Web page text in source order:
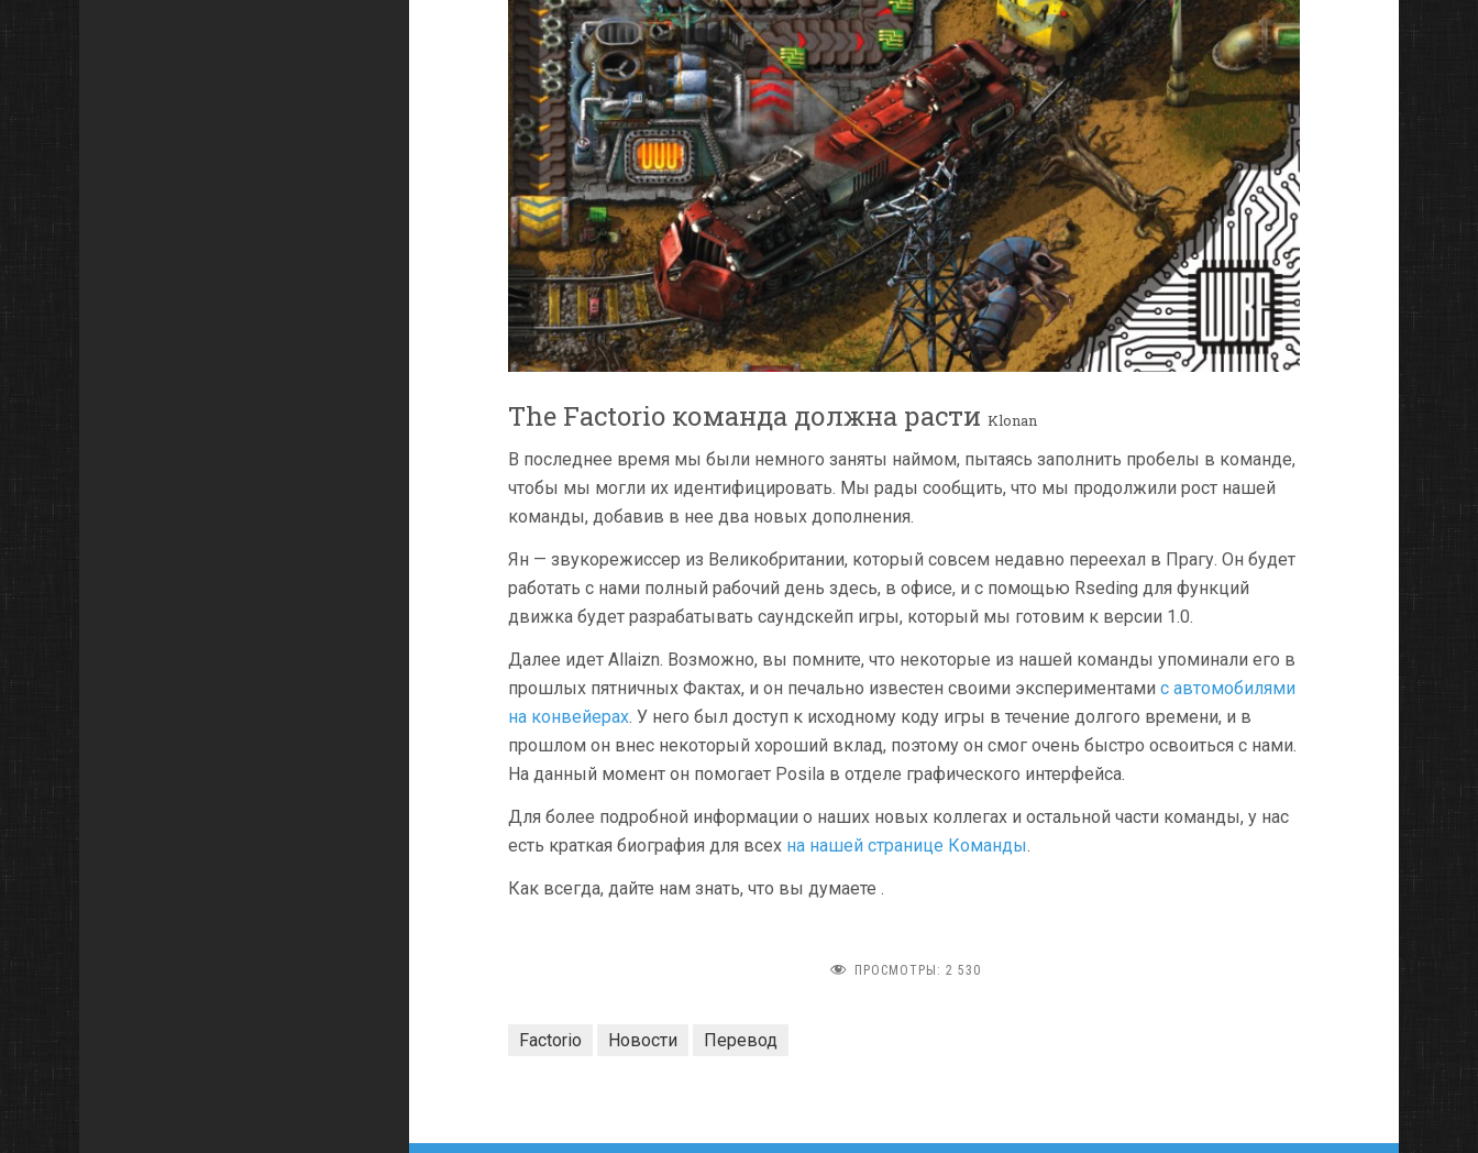
The Factorio команда должна расти Klonan
В последнее время мы были немного заняты наймом, пытаясь заполнить пробелы в команде,
чтобы мы могли их идентифицировать. Мы рады сообщить, что мы продолжили рост нашей
команды, добавив в нее два новых дополнения.
Ян — звукорежиссер из Великобритании, который совсем недавно переехал в Прагу. Он будет
работать с нами полный рабочий день здесь, в офисе, и с помощью Rseding для функций
движка будет разрабатывать саундскейп игры, который мы готовим к версии 1.0.
Далее идет Allaizn. Возможно, вы помните, что некоторые из нашей команды упоминали его в
прошлых пятничных Фактах, и он печально известен своими экспериментами с автомобилями
на конвейерах. У него был доступ к исходному коду игры в течение долгого времени, и в
прошлом он внес некоторый хороший вклад, поэтому он смог очень быстро освоиться с нами.
На данный момент он помогает Posila в отделе графического интерфейса.
Для более подробной информации о наших новых коллегах и остальной части команды, у нас
есть краткая биография для всех на нашей странице Команды.
Как всегда, дайте нам знать, что вы думаете .
ПРОСМОТРЫ: 2 530
Factorio Новости Перевод